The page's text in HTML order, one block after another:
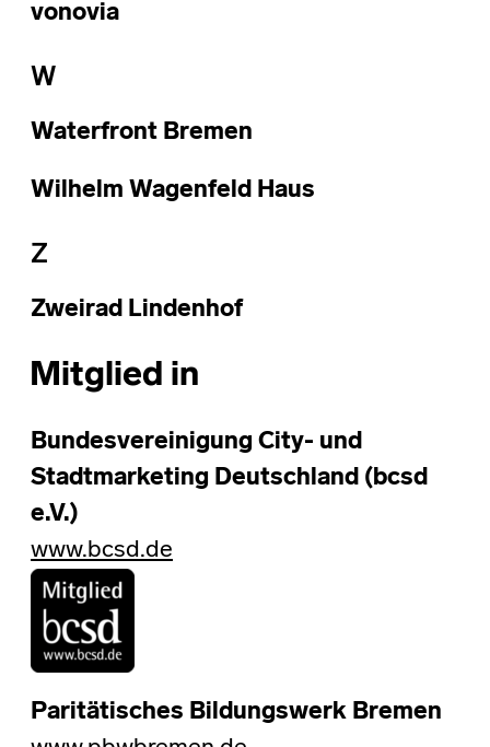
vonovia
W
Waterfront Bremen
Wilhelm Wagenfeld Haus
Z
Zweirad Lindenhof
Mitglied in
Bundesvereinigung City- und
Stadtmarketing Deutschland (bcsd
e.V.)
www.bcsd.de
Paritätisches Bildungswerk Bremen